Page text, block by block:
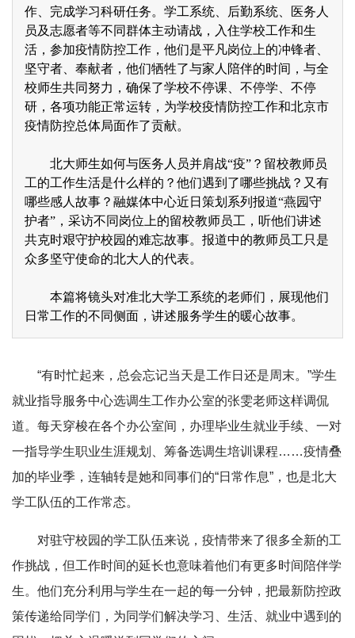
作、完成学习科研任务。学工系统、后勤系统、医务人
员及志愿者等不同群体主动请战，入住学校工作和生
活，参加疫情防控工作，他们是平凡岗位上的冲锋者、
坚守者、奉献者，他们牺牲了与家人陪伴的时间，与全
校师生共同努力，确保了学校不停课、不停学、不停
研，各项功能正常运转，为学校疫情防控工作和北京市
疫情防控总体局面作了贡献。
北大师生如何与医务人员并肩战“疫”？留校教师员
工的工作生活是什么样的？他们遇到了哪些挑战？又有
哪些感人故事？融媒体中心近日策划系列报道“燕园守
护者”，采访不同岗位上的留校教师员工，听他们讲述
共克时艰守护校园的难忘故事。报道中的教师员工只是
众多坚守使命的北大人的代表。
本篇将镜头对准北大学工系统的老师们，展现他们
日常工作的不同侧面，讲述服务学生的暖心故事。
“有时忙起来，总会忘记当天是工作日还是周末。”学生
就业指导服务中心选调生工作办公室的张雯老师这样调侃
道。每天穿梭在各个办公室间，办理毕业生就业手续、一对
一指导学生职业生涯规划、筹备选调生培训课程……疫情叠
加的毕业季，连轴转是她和同事们的“日常作息”，也是北大
学工队伍的工作常态。
对驻守校园的学工队伍来说，疫情带来了很多全新的工
作挑战，但工作时间的延长也意味着他们有更多时间陪伴学
生。他们充分利用与学生在一起的每一分钟，把最新防控政
策传递给同学们，为同学们解决学习、生活、就业中遇到的